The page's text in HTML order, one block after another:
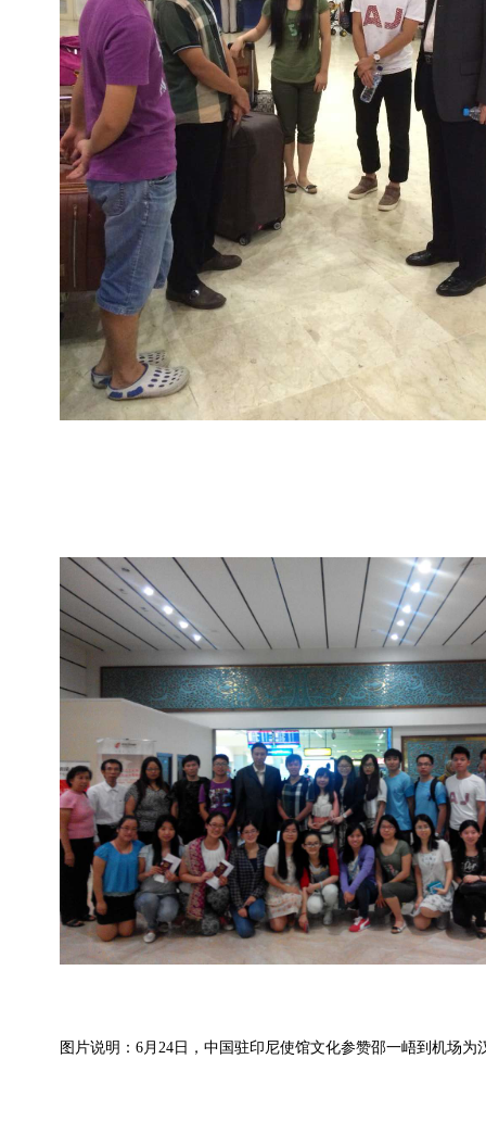
图片说明： 6月 24 日 ，中国驻印尼使馆文化参赞邵一峿到机场为